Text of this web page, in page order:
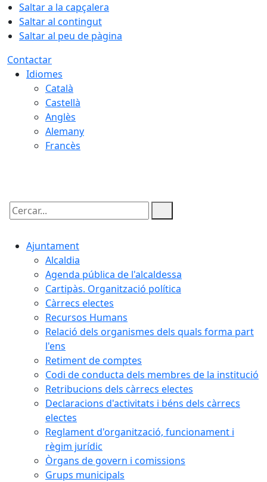
Saltar a la capçalera
Saltar al contingut
Saltar al peu de pàgina
Contactar
Idiomes
Català
Castellà
Anglès
Alemany
Francès
Cercar:
Ajuntament
Alcaldia
Agenda pública de l'alcaldessa
Cartipàs. Organització política
Càrrecs electes
Recursos Humans
Relació dels organismes dels quals forma part
l'ens
Retiment de comptes
Codi de conducta dels membres de la institució
Retribucions dels càrrecs electes
Declaracions d'activitats i béns dels càrrecs
electes
Reglament d'organització, funcionament i
règim jurídic
Òrgans de govern i comissions
Grups municipals